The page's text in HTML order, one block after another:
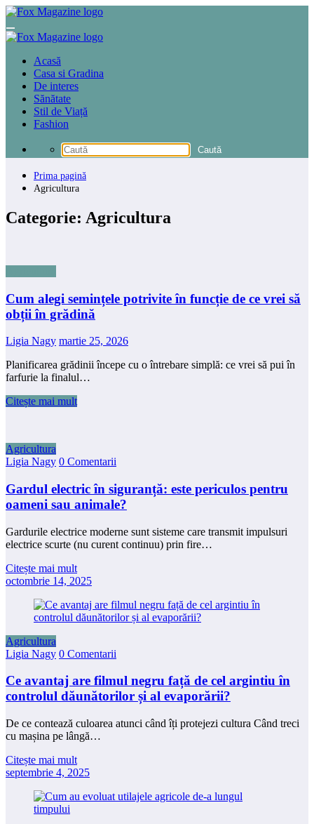
Sari
conținut
Acasă
Casa si Gradina
De interes
Sănătate
Stil de Viață
Fashion
Prima pagină
Agricultura
Categorie: Agricultura
Cum alegi semințele potrivite în funcție de ce vrei să
obții în grădină
Ligia Nagy martie 25, 2026
Planificarea grădinii începe cu o întrebare simplă: ce vrei să pui în
farfurie la finalul…
Citește mai mult
Agricultura
Ligia Nagy 0 Comentarii
Gardul electric în siguranță: este periculos pentru
oameni sau animale?
Gardurile electrice moderne sunt sisteme care transmit impulsuri
electrice scurte (nu curent continuu) prin fire…
Citește mai mult
octombrie 14, 2025
Agricultura
Ligia Nagy 0 Comentarii
Ce avantaj are filmul negru față de cel argintiu în
controlul dăunătorilor și al evaporării?
De ce contează culoarea atunci când îți protejezi cultura Când treci
cu mașina pe lângă…
Citește mai mult
septembrie 4, 2025